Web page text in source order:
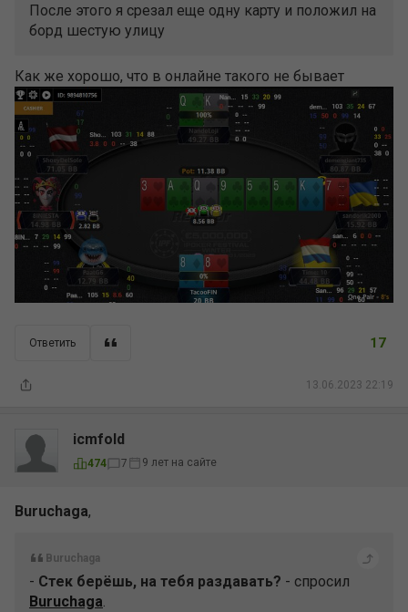
После этого я срезал еще одну карту и положил на
борд шестую улицу
Как же хорошо, что в онлайне такого не бывает
Ответить
13.06.2023 22:19
17
icmfold
474 7 9 лет на сайте
Buruchaga,
Buruchaga
- Стек берёшь, на тебя раздавать? - спросил
Buruchaga.